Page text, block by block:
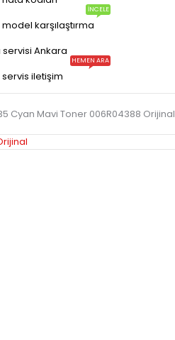
karşılaştırma
İNCELE
servisi Ankara
servis iletişim
HEMEN ARA
Cyan Mavi Toner 006R04388 Orijinal